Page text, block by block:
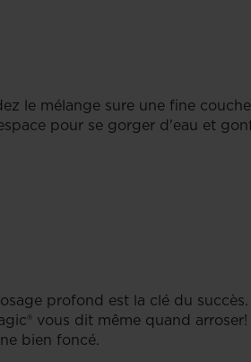
le mélange sure une fine
pour se gorger d'eau et
profond est la clé du
vous dit même quand
bien foncé.